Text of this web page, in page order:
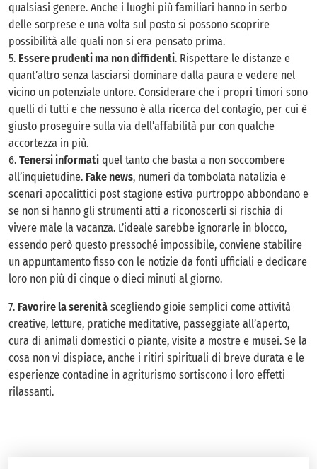
qualsiasi genere. Anche i luoghi più familiari hanno in serbo
delle sorprese e una volta sul posto si possono scoprire
possibilità alle quali non si era pensato prima.
5. Essere prudenti ma non diffidenti. Rispettare le distanze e
quant’altro senza lasciarsi dominare dalla paura e vedere nel
vicino un potenziale untore. Considerare che i propri timori sono
quelli di tutti e che nessuno è alla ricerca del contagio, per cui è
giusto proseguire sulla via dell’affabilità pur con qualche
accortezza in più.
6. Tenersi informati quel tanto che basta a non soccombere
all’inquietudine. Fake news, numeri da tombolata natalizia e
scenari apocalittici post stagione estiva purtroppo abbondano e
se non si hanno gli strumenti atti a riconoscerli si rischia di
vivere male la vacanza. L’ideale sarebbe ignorarle in blocco,
essendo però questo pressoché impossibile, conviene stabilire
un appuntamento fisso con le notizie da fonti ufficiali e dedicare
loro non più di cinque o dieci minuti al giorno.
7. Favorire la serenità scegliendo gioie semplici come attività
creative, letture, pratiche meditative, passeggiate all’aperto,
cura di animali domestici o piante, visite a mostre e musei. Se la
cosa non vi dispiace, anche i ritiri spirituali di breve durata e le
esperienze contadine in agriturismo sortiscono i loro effetti
rilassanti.